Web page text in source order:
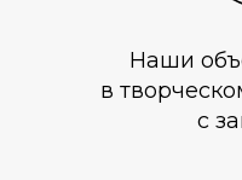
Наши
в
с